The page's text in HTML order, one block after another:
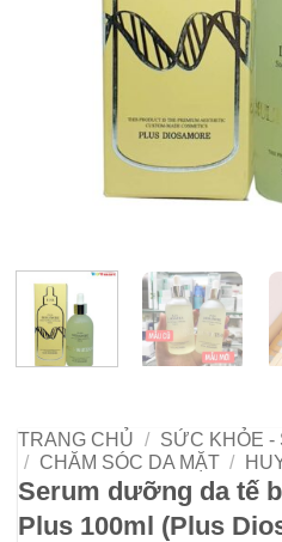
TRANG CHỦ / SỨC KHỎE -
/
CHĂM SÓC DA MẶT /
Serum dưỡng da tế
Plus 100ml (Plus